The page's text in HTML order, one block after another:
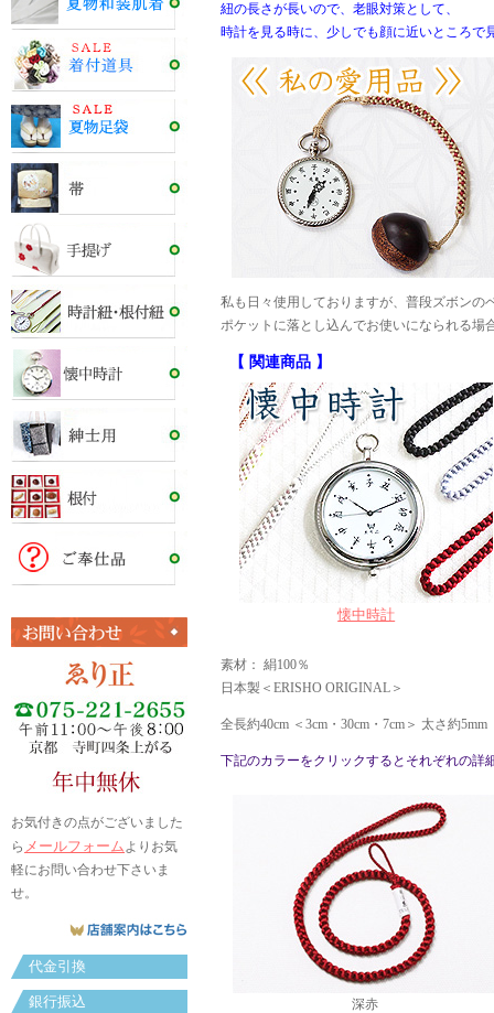
お気付きの点がございました
ら メールフォームよりお気
軽にお問い合わせ下さいま
せ。
代金引換
銀行振込
紐の長さが長いので、老眼対策として、
時計を見る時に、少しでも顔に近いところで
私も日々使用しておりますが、普段ズボンの
ポケットに落とし込んでお使いになられる場
【 関連商品 】
懐中時計
素材： 絹100％
日本製＜ERISHO ORIGINAL＞
全長約40cm ＜3cm・30cm・7cm＞ 太さ約5mm
下記のカラーをクリックするとそれぞれの詳
深赤